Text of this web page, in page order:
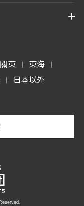
關東 | 東海 |
| 日本以外